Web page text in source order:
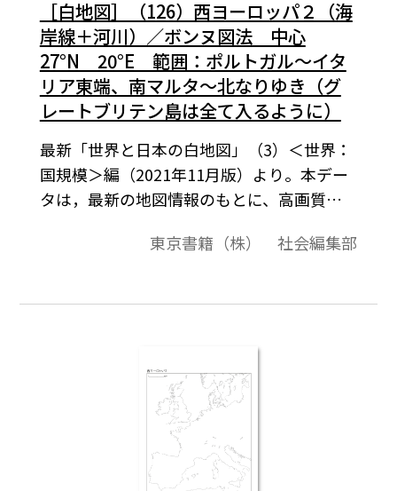
［白地図］（126）西ヨーロッパ２（海
岸線＋河川）／ボンヌ図法 中心
27°N 20°E 範囲：ポルトガル～イタ
リア東端、南マルタ～北なりゆき（グ
レートブリテン島は全て入るように）
最新「世界と日本の白地図」（3）＜世界：
国規模＞編（2021年11月版）より。本デー
タは，最新の地図情報のもとに、高画質・
やワークシート作成などで，自由に加工・
東京書籍（株） 社会編集部